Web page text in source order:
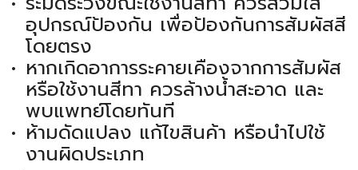
อุปกรณ์ป้องกัน เพื่อป้องกันการสัมผัสสี
โดยตรง
หากเกิดอาการระคายเคืองจากการสัมผัส
หรือใช้งานสีทา ควรล้างน้ำสะอาด และ
พบแพทย์โดยทันที
ห้ามดัดแปลง แก้ไขสินค้า หรือนำไปใช้
งานผิดประเภท